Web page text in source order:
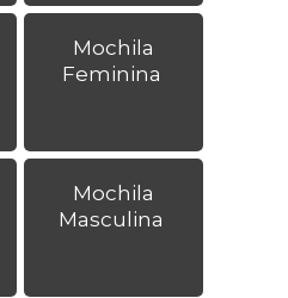
Mochila
Feminina
Mochila
Masculina